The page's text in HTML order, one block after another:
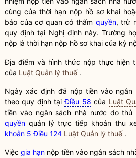
cùng của thời hạn nộp hồ sơ khai
báo của cơ quan có thẩm quyền, trừ
quy định tại Nghị định này. Trường
nộp là thời hạn nộp hồ sơ khai của kỳ
Địa điểm và hình thức nộp thực hiện
của Luật Quản lý thuế.
Ngày xác định đã nộp tiền vào ngân
theo quy định tạiĐiều 58 của Luật
tiền vào ngân sách nhà nước do thủ
quyền quản lý trực tiếp khoản thu
khoản 5 Điều 124 Luật Quản lý thuế.
Việcgia hạn nộp tiền vào ngân sách